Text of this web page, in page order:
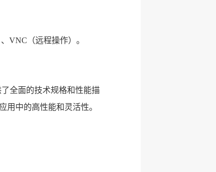
VNC（远程操作）。
了全面的技术规格和性能描
用中的高性能和灵活性。